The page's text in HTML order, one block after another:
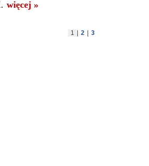
więcej »
1 2 3